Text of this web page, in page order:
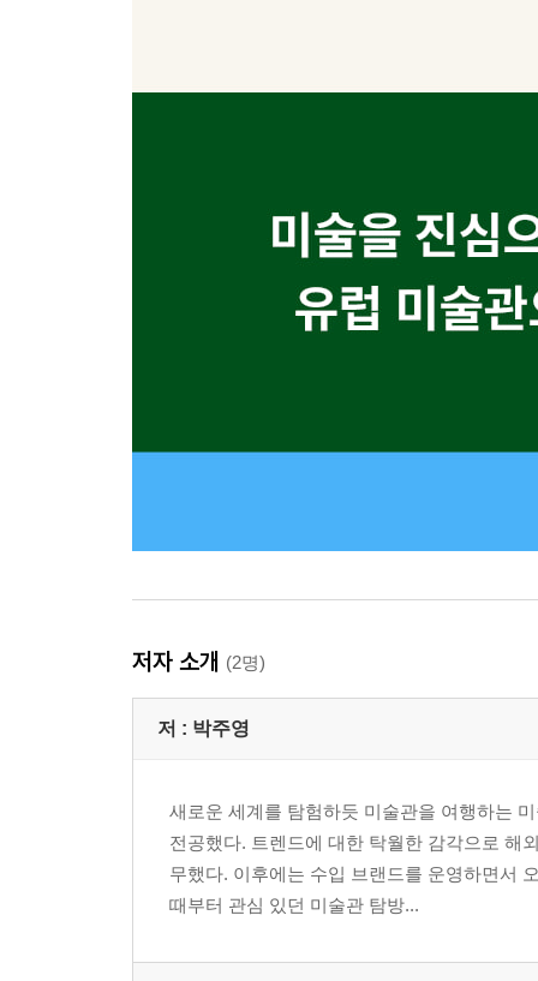
저자 소개 (2명)
저 : 박주영
새로운 세계를 탐험하듯 미술관을 여행하는
전공했다. 트렌드에 대한 탁월한 감각으로 해
무했다. 이후에는 수입 브랜드를 운영하면서
때부터 관심 있던 미술관 탐방...